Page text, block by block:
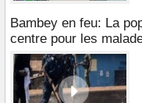
Bambey en feu: La
centre pour les